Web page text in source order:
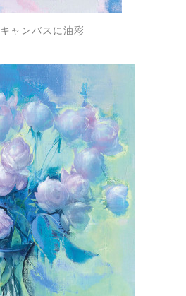
ャンバスに油彩